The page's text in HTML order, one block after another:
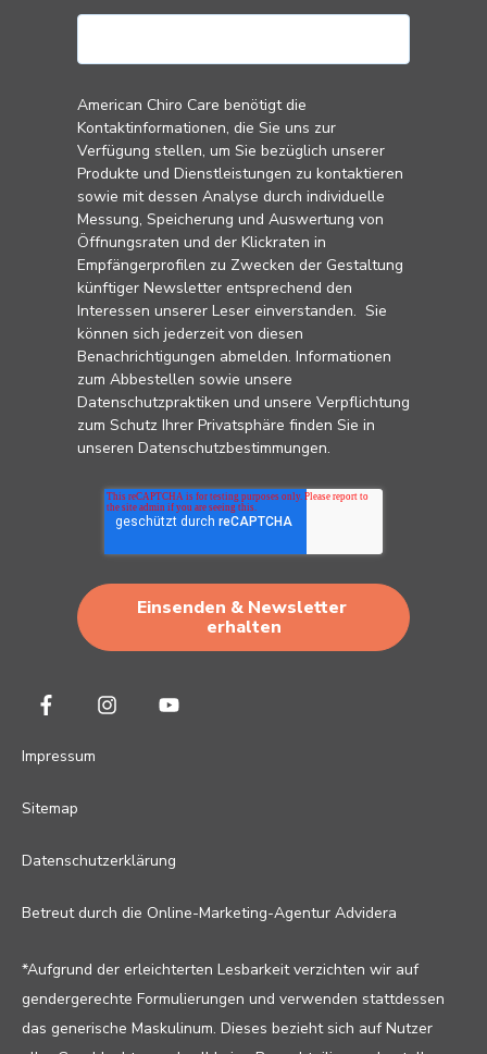
American Chiro Care benötigt die
Kontaktinformationen, die Sie uns zur
Verfügung stellen, um Sie bezüglich unserer
Produkte und Dienstleistungen zu kontaktieren
sowie mit dessen Analyse durch individuelle
Messung, Speicherung und Auswertung von
Öffnungsraten und der Klickraten in
Empfängerprofilen zu Zwecken der Gestaltung
künftiger Newsletter entsprechend den
Interessen unserer Leser einverstanden. Sie
können sich jederzeit von diesen
Benachrichtigungen abmelden. Informationen
zum Abbestellen sowie unsere
Datenschutzpraktiken und unsere Verpflichtung
zum Schutz Ihrer Privatsphäre finden Sie in
unseren Datenschutzbestimmungen.
Impressum
Sitemap
Datenschutzerklärung
Betreut durch die Online-Marketing-Agentur Advidera
*Aufgrund der erleichterten Lesbarkeit verzichten wir auf
gendergerechte Formulierungen und verwenden stattdessen
das generische Maskulinum. Dieses bezieht sich auf Nutzer